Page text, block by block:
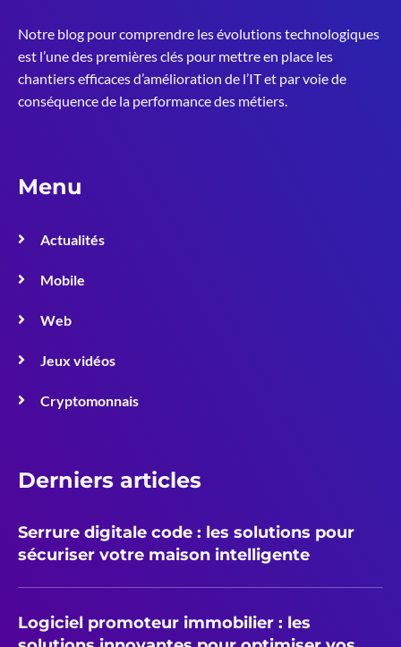
Notre blog pour comprendre les évolutions technologiques
est l’une des premières clés pour mettre en place les
chantiers efficaces d’amélioration de l’IT et par voie de
conséquence de la performance des métiers.
Menu
Actualités
Mobile
Web
Jeux vidéos
Cryptomonnais
Derniers articles
Serrure digitale code : les solutions pour
sécuriser votre maison intelligente
Logiciel promoteur immobilier : les